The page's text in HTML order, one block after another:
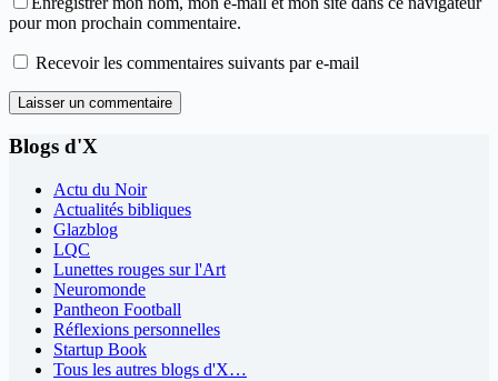
pour mon prochain commentaire.
Recevoir les commentaires suivants par e-mail
Laisser un commentaire
Blogs d'X
Actu du Noir
Actualités bibliques
Glazblog
LQC
Lunettes rouges sur l'Art
Neuromonde
Pantheon Football
Réflexions personnelles
Startup Book
Tous les autres blogs d'X…